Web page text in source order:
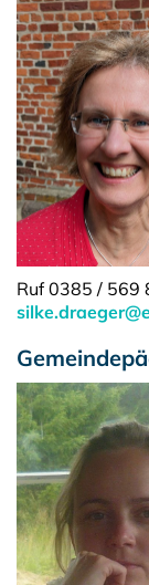
Ruf 0385 / 569